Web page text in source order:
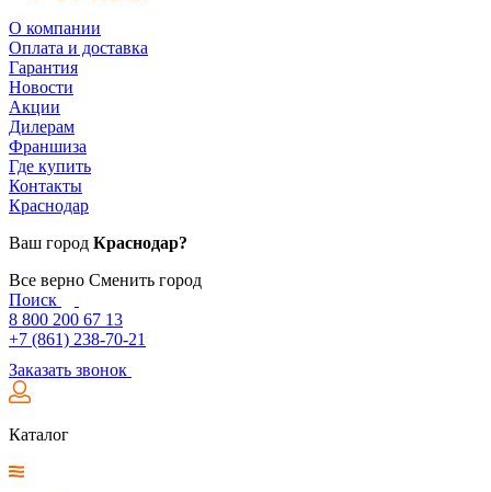
О компании
Оплата и доставка
Гарантия
Новости
Акции
Дилерам
Франшиза
Где купить
Контакты
Краснодар
Ваш город Краснодар?
Все верно Сменить город
Поиск
8 800 200 67 13
+7 (861) 238-70-21
Заказать звонок
Каталог